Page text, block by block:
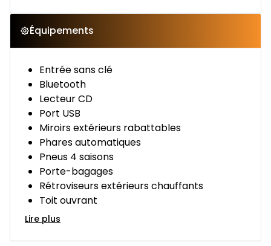
Équipements
Entrée sans clé
Bluetooth
Lecteur CD
Port USB
Miroirs extérieurs rabattables
Phares automatiques
Pneus 4 saisons
Porte-bagages
Rétroviseurs extérieurs chauffants
Toit ouvrant
Lire plus